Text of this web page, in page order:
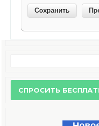
Форма поиска